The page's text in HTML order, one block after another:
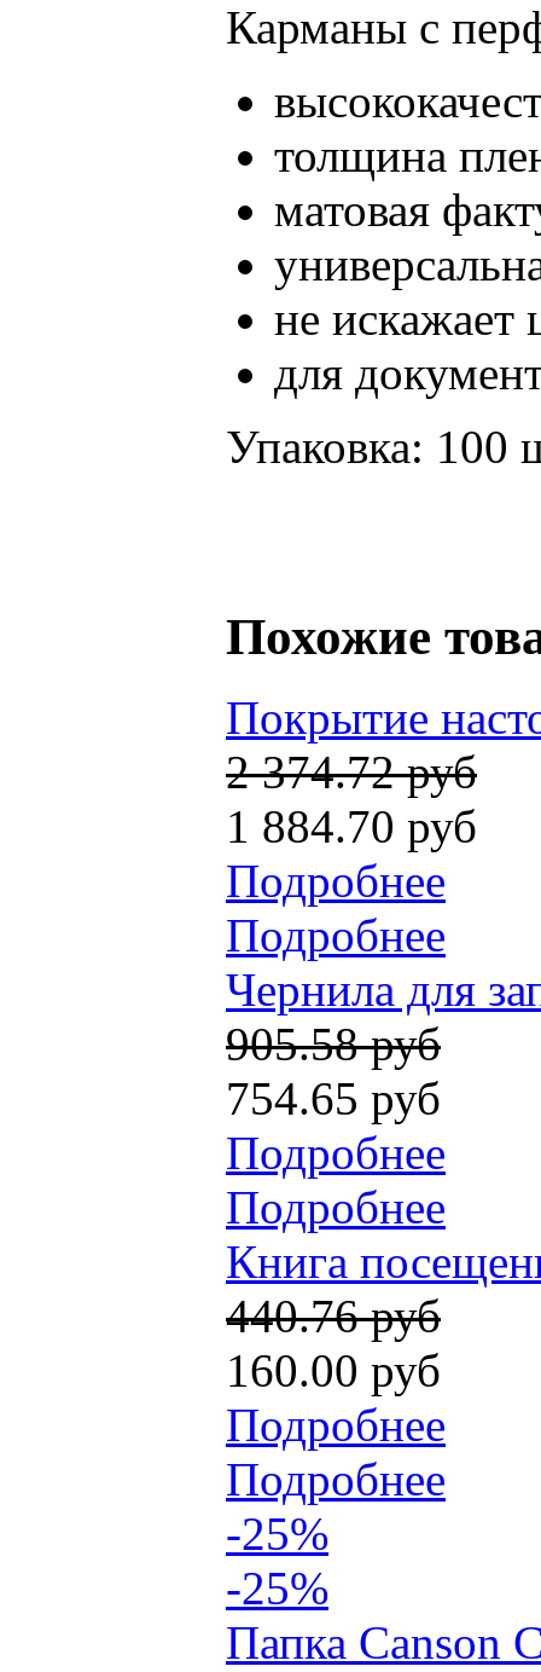
Карманы с
толщина
матовая
не искажает
для
Упаковка: 100
Похожие
Покрытие
2 374.72 руб
1 884.70 руб
Подробнее
Подробнее
Чернила для
905.58 руб
754.65 руб
Подробнее
Подробнее
Книга
440.76 руб
160.00 руб
Подробнее
Подробнее
-25%
-25%
Папка Canson